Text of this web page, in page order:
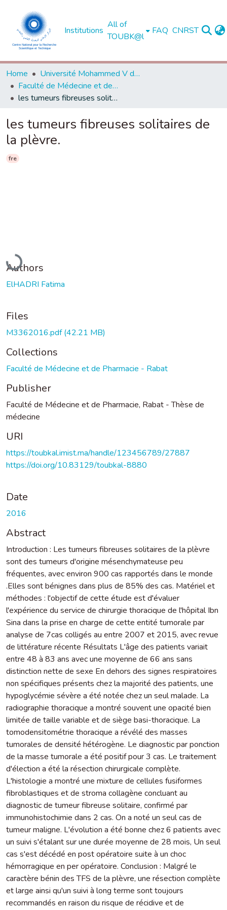
Institutions
All of
TOUBK@l
FAQ CNRST
Home
Université Mohammed V de Rabat
Faculté de Médecine et de Pharmacie - Rabat
les tumeurs fibreuses solitaires de la plèvre.
les tumeurs fibreuses solitaires de
la plèvre.
fre
Loading...
Authors
ElHADRI Fatima
Files
M3362016.pdf(42.21 MB)
Collections
Faculté de Médecine et de Pharmacie - Rabat
Publisher
Faculté de Médecine et de Pharmacie, Rabat - Thèse de
médecine
URI
https://toubkal.imist.ma/handle/123456789/27887
https://doi.org/10.83129/toubkal-8880
Date
2016
Abstract
Introduction : Les tumeurs fibreuses solitaires de la plèvre
sont des tumeurs d'origine mésenchymateuse peu
fréquentes, avec environ 900 cas rapportés dans le monde
.Elles sont bénignes dans plus de 85% des cas. Matériel et
méthodes : l'objectif de cette étude est d'évaluer
l'expérience du service de chirurgie thoracique de l'hôpital Ibn
Sina dans la prise en charge de cette entité tumorale par
analyse de 7cas colligés au entre 2007 et 2015, avec revue
de littérature récente Résultats L'âge des patients variait
entre 48 à 83 ans avec une moyenne de 66 ans sans
distinction nette de sexe En dehors des signes respiratoires
non spécifiques présents chez la majorité des patients, une
hypoglycémie sévère a été notée chez un seul malade. La
radiographie thoracique a montré souvent une opacité bien
limitée de taille variable et de siège basi-thoracique. La
tomodensitométrie thoracique a révélé des masses
tumorales de densité hétérogène. Le diagnostic par ponction
de la masse tumorale a été positif pour 3 cas. Le traitement
d'élection a été la résection chirurgicale complète.
L'histologie a montré une mixture de cellules fusiformes
fibroblastiques et de stroma collagène concluant au
diagnostic de tumeur fibreuse solitaire, confirmé par
immunohistochimie dans 2 cas. On a noté un seul cas de
tumeur maligne. L'évolution a été bonne chez 6 patients avec
un suivi s'étalant sur une durée moyenne de 28 mois, Un seul
cas s'est décédé en post opératoire suite à un choc
hémorragique en per opératoire. Conclusion : Malgré le
caractère bénin des TFS de la plèvre, une résection complète
et large ainsi qu'un suivi à long terme sont toujours
recommandés en raison du risque de récidive et de